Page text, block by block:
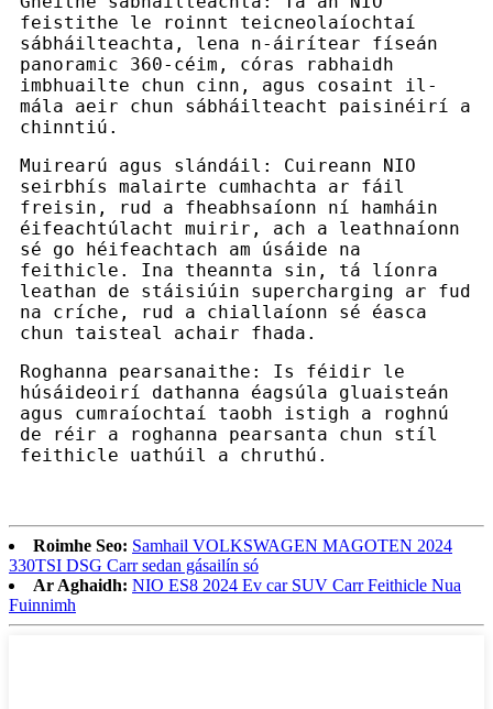
feistithe le roinnt teicneolaíochtaí
sábháilteachta, lena n-áirítear físeán
panoramic 360-céim, córas rabhaidh
imbhuailte chun cinn, agus cosaint il-
mála aeir chun sábháilteacht paisinéirí a
chinntiú.
Muirearú agus slándáil: Cuireann NIO
seirbhís malairte cumhachta ar fáil
freisin, rud a fheabhsaíonn ní hamháin
éifeachtúlacht muirir, ach a leathnaíonn
sé go héifeachtach am úsáide na
feithicle. Ina theannta sin, tá líonra
leathan de stáisiúin supercharging ar fud
na críche, rud a chiallaíonn sé éasca
chun taisteal achair fhada.
Roghanna pearsanaithe: Is féidir le
húsáideoirí dathanna éagsúla gluaisteán
agus cumraíochtaí taobh istigh a roghnú
de réir a roghanna pearsanta chun stíl
feithicle uathúil a chruthú.
Roimhe Seo: Samhail VOLKSWAGEN MAGOTEN 2024
330TSI DSG Carr sedan gásailín só
Ar Aghaidh: NIO ES8 2024 Ev car SUV Carr Feithicle Nua
Fuinnimh